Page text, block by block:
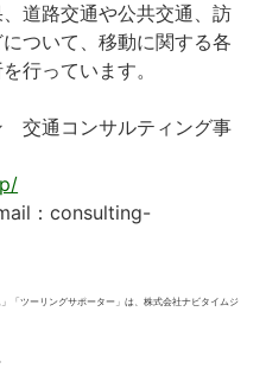
道路交通や公共交通、訪
ついて、移動に関する各
行っています。
交通コンサルティング事
：consulting-
「ツーリングサポーター」は、株式会社ナビタイムジ